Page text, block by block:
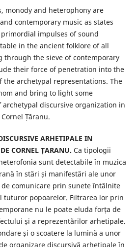
monody and heterophony are
contemporary music as states
impulses of sound
in the ancient folklore of all
through the sieve of contemporary
their force of penetration into the
the archetypal representations. The
and bring to light some
archetypal discursive organization in
Țăranu.
ARHETIPALE IN
CORNEL ȚARANU. Ca tipologii
sunt detectabile în muzica
în stări și manifestări ale unor
comunicare prin sunete întâlnite
tuturor popoarelor. Filtrarea lor prin
nu le poate eluda forța de
și a reprezentărilor arhetipale.
și o scoatere la lumină a unor
organizare discursivă arhetipale în